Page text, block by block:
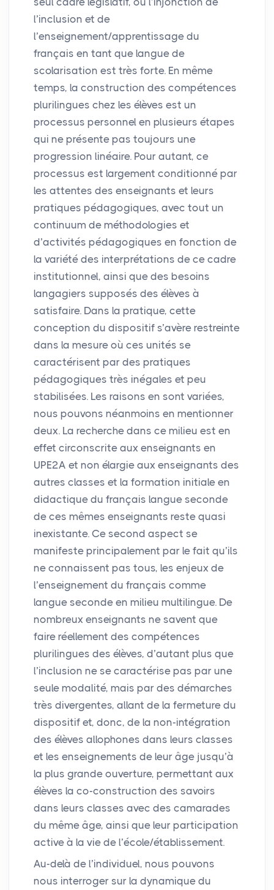
l’inclusion et de
l’enseignement/apprentissage du
français en tant que langue de
scolarisation est très forte. En même
temps, la construction des compétences
plurilingues chez les élèves est un
processus personnel en plusieurs étapes
qui ne présente pas toujours une
progression linéaire. Pour autant, ce
processus est largement conditionné par
les attentes des enseignants et leurs
pratiques pédagogiques, avec tout un
continuum de méthodologies et
d’activités pédagogiques en fonction de
la variété des interprétations de ce cadre
institutionnel, ainsi que des besoins
langagiers supposés des élèves à
satisfaire. Dans la pratique, cette
conception du dispositif s’avère restreinte
dans la mesure où ces unités se
caractérisent par des pratiques
pédagogiques très inégales et peu
stabilisées. Les raisons en sont variées,
nous pouvons néanmoins en mentionner
deux. La recherche dans ce milieu est en
effet circonscrite aux enseignants en
UPE2A et non élargie aux enseignants des
autres classes et la formation initiale en
didactique du français langue seconde
de ces mêmes enseignants reste quasi
inexistante. Ce second aspect se
manifeste principalement par le fait qu’ils
ne connaissent pas tous, les enjeux de
l’enseignement du français comme
langue seconde en milieu multilingue. De
nombreux enseignants ne savent que
faire réellement des compétences
plurilingues des élèves, d’autant plus que
l’inclusion ne se caractérise pas par une
seule modalité, mais par des démarches
très divergentes, allant de la fermeture du
dispositif et, donc, de la non-intégration
des élèves allophones dans leurs classes
et les enseignements de leur âge jusqu’à
la plus grande ouverture, permettant aux
élèves la co-construction des savoirs
dans leurs classes avec des camarades
du même âge, ainsi que leur participation
active à la vie de l’école/établissement.
Au-delà de l’individuel, nous pouvons
nous interroger sur la dynamique du